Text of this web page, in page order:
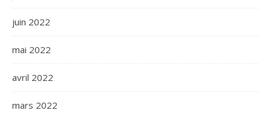
juin 2022
mai 2022
avril 2022
mars 2022